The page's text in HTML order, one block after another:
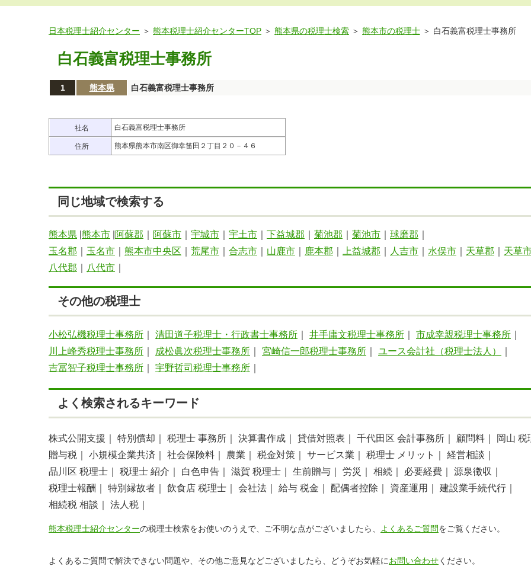
日本税理士紹介センター 熊本税理士紹介センターTOP 熊本県の税理士検索 熊本市の税理士 白石義富税理士事務所
白石義富税理士事務所
1 熊本県 白石義富税理士事務所
社名 白石義富税理士事務所
住所 熊本県熊本市南区御幸笛田２丁目２０－４６
同じ地域で検索する
熊本県 熊本市 阿蘇郡 阿蘇市 宇城市 宇土市 下益城郡 菊池郡 菊池市 球磨郡
玉名郡
玉名市 熊本市中央区 荒尾市 合志市 山鹿市 鹿本郡 上益城郡 人吉市 水俣市 天草郡
天草
八代郡
八代市
その他の税理士
小松弘機税理士事務所 清田道子税理士・行政書士事務所 井手庸文税理士事務所 市成幸親税理士事務所
川上峰秀税理士事務所
成松眞次税理士事務所 宮崎信一郎税理士事務所 ユース会計社（税理士法人）
吉冨智子税理士事務所
宇野哲司税理士事務所
よく検索されるキーワード
株式公開支援｜ 特別償却｜ 税理士 事務所｜ 決算書作成｜ 貸借対照表｜ 千代田区 会計事務所｜ 顧問料｜
岡山 税
贈与税｜
小規模企業共済｜ 社会保険料｜ 農業｜ 税金対策｜ サービス業｜ 税理士 メリット｜
経営相談｜
品川区 税理士｜
税理士 紹介｜ 白色申告｜ 滋賀 税理士｜ 生前贈与｜ 労災｜ 相続｜ 必要経費｜
源泉徴収｜
税理士報酬｜
特別縁故者｜ 飲食店 税理士｜ 会社法｜ 給与 税金｜ 配偶者控除｜ 資産運用｜
建設業手続代行｜
相続税 相談｜
法人税｜
熊本税理士紹介センターの税理士検索をお使いのうえで、ご不明な点がございましたら、 よくあるご質問をご覧ください。
よくあるご質問で解決できない問題や、その他ご意見などございましたら、どうぞお気軽にお問い合わせください。